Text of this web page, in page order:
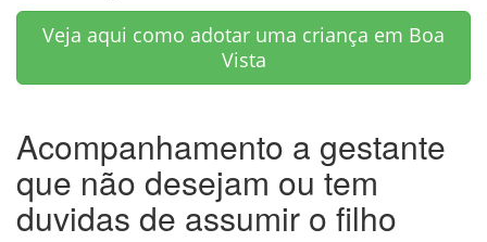
Veja aqui como adotar uma criança em Boa
Vista
Acompanhamento a gestante
que não desejam ou tem
duvidas de assumir o filho